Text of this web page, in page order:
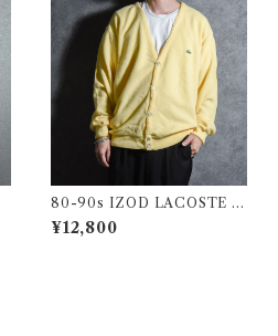
80-90s IZOD LACOSTE V
Cardigan Vintage Knit アイ
ゾッド ラコステ カーディガン
¥12,800